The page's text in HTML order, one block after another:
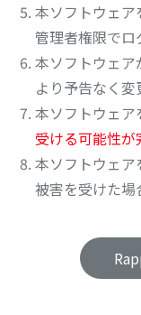
本ソフトウェ
管理者権限でロ
本ソフトウェ
より予告なく変
本ソフトウェア
受ける可能性が
本ソフトウェ
被害を受けた場